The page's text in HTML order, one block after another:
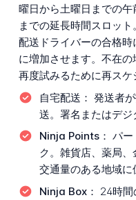
曜日から土曜日までの
までの延長時間スロット
配送ドライバーの合格
に増加させます。不在
再度試みるために再スケ
自宅配送： 発送者
送。署名またはデジ
Ninja Points： パー
ク。雑貨店、薬局
交通量のある地域に
Ninja Box： 24時間